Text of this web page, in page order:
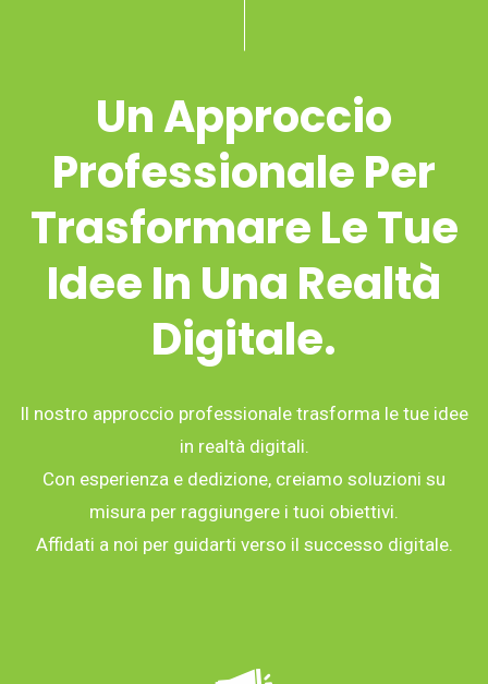
Un Approccio
Professionale Per
Trasformare Le Tue
Idee In Una Realtà
Digitale.
Il nostro approccio professionale trasforma le tue idee
in realtà digitali.
Con esperienza e dedizione, creiamo soluzioni su
misura per raggiungere i tuoi obiettivi.
Affidati a noi per guidarti verso il successo digitale.